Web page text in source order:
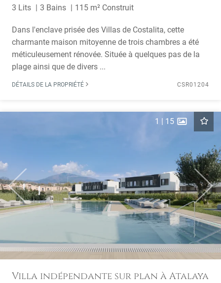
3 Lits 3 Bains 115 m² Construit
Dans l'enclave prisée des Villas de Costalita, cette
charmante maison mitoyenne de trois chambres a été
méticuleusement rénovée. Située à quelques pas de la
plage ainsi que de divers ...
DÉTAILS DE LA PROPRIÉTÉ CSR01204
Previous Next
1 | 15
Villa indépendante sur plan à Atalaya